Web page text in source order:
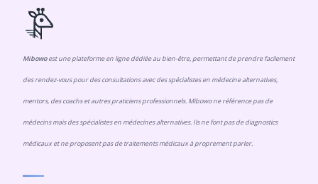
Mibowoest une plateforme en ligne dédiée au bien-être, permettant de prendre facilement
des rendez-vous pour des consultations avec des spécialistes en médecine alternatives,
mentors, des coachs et autres praticiens professionnels. Mibowo ne référence pas de
médecins mais des spécialistes en médecines alternatives. Ils ne font pas de diagnostics
médicaux et ne proposent pas de traitements médicaux à proprement parler.